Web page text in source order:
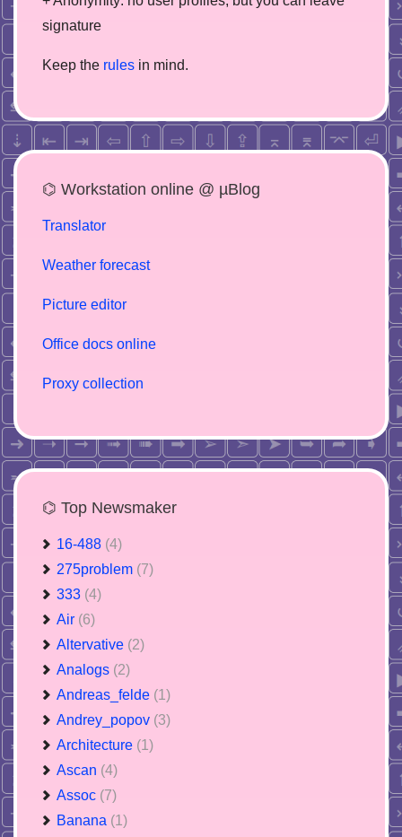
signature
Keep the rules in mind.
⌬ Workstation online @ µBlog
Translator
Weather forecast
Picture editor
Office docs online
Proxy collection
⌬ Top Newsmaker
16-488 (4)
275problem (7)
333 (4)
Air (6)
Altervative (2)
Analogs (2)
Andreas_felde (1)
Andrey_popov (3)
Architecture (1)
Ascan (4)
Assoc (7)
Banana (1)